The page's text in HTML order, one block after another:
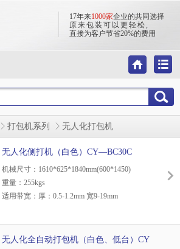
17年来1000家企业的共同选择
原来包装可以更轻松,
直接为客户节省20%的费用
打包机系列 无人化打包机
无人化侧打机（白色）CY—BC30C
机械尺寸：1610*625*1840mm(600*1450)
重量：255kgs
适用带宽：厚：0.5-1.2mm 宽9-19mm
弓架尺寸：800*1250mm（可按客户要求订
做）
无人化全自动打包机（白色、低台）CY